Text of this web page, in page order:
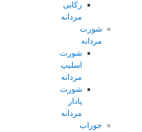
رکابی
مردانه
شورت
مردانه
شورت
اسلیپ
مردانه
شورت
پادار
مردانه
جوراب